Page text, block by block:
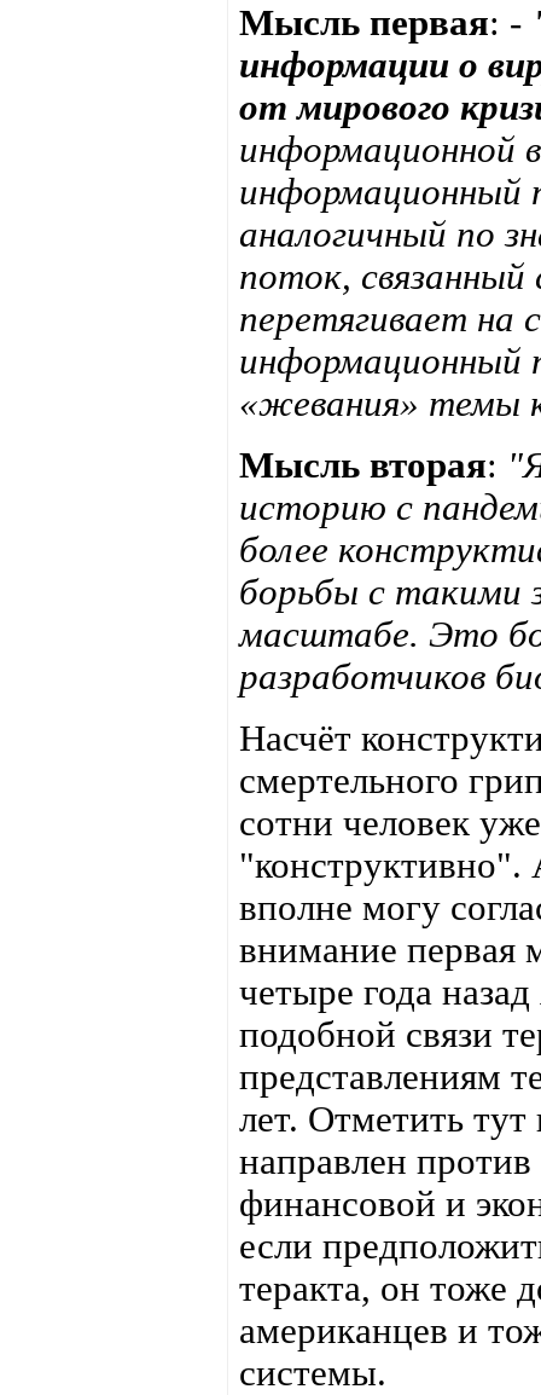
Мысль первая: -
информации о
от мирового
информационной
информационный
аналогичный по
поток,
перетягивает на
информационный
«жевания» темы
Мысль вторая:
историю с
более
борьбы с такими
масштабе. Это
разработчиков
Насчёт
смертельного
сотни человек
"конструктивно".
вполне могу
внимание первая
четыре года
подобной связи
представлениям
лет. Отметить
направлен
финансовой и
если
теракта, он тоже
американцев и
системы.